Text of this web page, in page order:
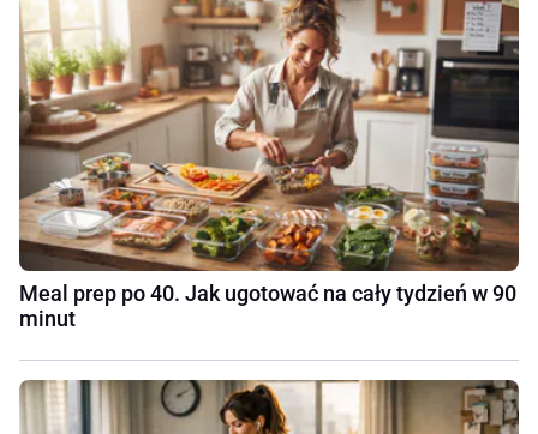
Meal prep po 40. Jak ugotować na cały tydzień w 90
minut